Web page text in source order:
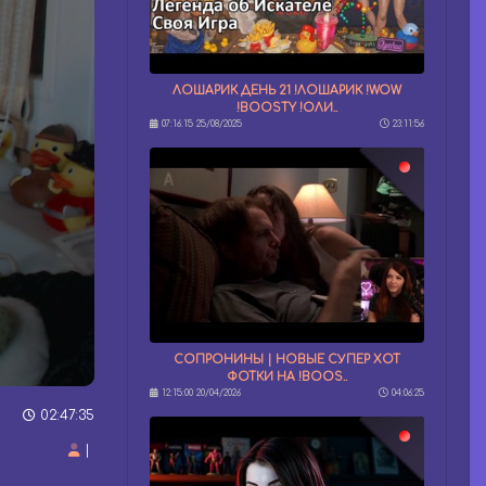
02:47:35
ЛОШАРИК ДЕНЬ 21 !ЛОШАРИК !WOW
!BOOSTY !ОЛИ..
07:16:15 25/08/2025 23:11:56
СОПРОНИНЫ | НОВЫЕ СУПЕР ХОТ
ФОТКИ НА !BOOS..
12:15:00 20/04/2026 04:06:25